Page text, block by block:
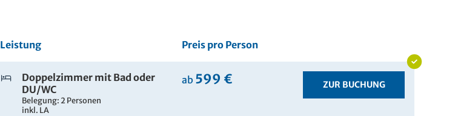
Leistung Preis pro Person
Doppelzimmer mit Bad oder
DU/WC
Belegung: 2 Personen
inkl. LA
ab 599 € ZUR BUCHUNG